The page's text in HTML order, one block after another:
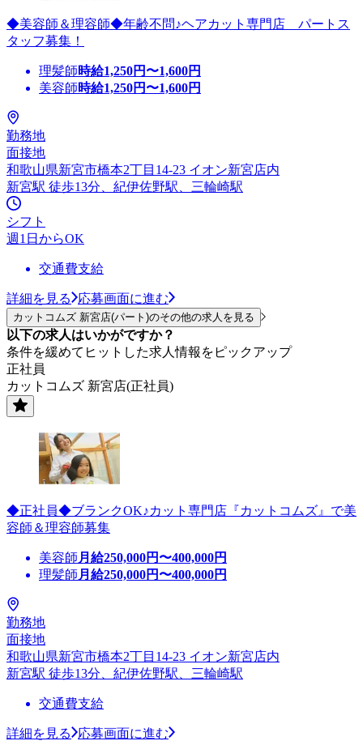
◆美容師＆理容師◆年齢不問♪ヘアカット専門店 パートス
タッフ募集！
理髪師時給1,250円〜1,600円
美容師時給1,250円〜1,600円
勤務地
面接地
和歌山県新宮市橋本2丁目14-23 イオン新宮店内
新宮駅 徒歩13分、紀伊佐野駅、三輪崎駅
シフト
週1日からOK
交通費支給
詳細を見る 応募画面に進む
カットコムズ 新宮店(パート)のその他の求人を見る
以下の求人はいかがですか？
条件を緩めてヒットした求人情報をピックアップ
正社員
カットコムズ 新宮店(正社員)
◆正社員◆ブランクOK♪カット専門店『カットコムズ』で美
容師＆理容師募集
美容師 月給250,000円〜400,000円
理髪師 月給250,000円〜400,000円
勤務地
面接地
和歌山県新宮市橋本2丁目14-23 イオン新宮店内
新宮駅 徒歩13分、紀伊佐野駅、三輪崎駅
交通費支給
詳細を見る 応募画面に進む